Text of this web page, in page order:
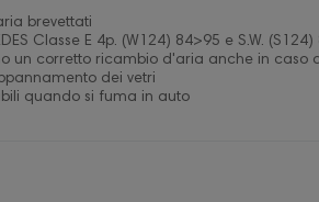
brevettati
Classe E 4p. (W124) 84>95 e S.W.
un corretto ricambio d'aria anche in caso
dei vetri
quando si fuma in auto